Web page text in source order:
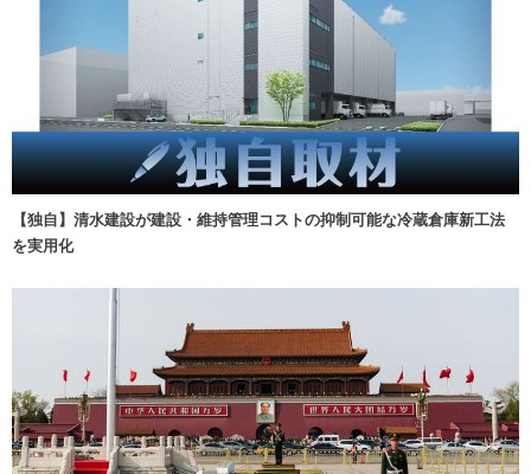
【独自】清水建設が建設・維持管理コストの抑制可能な冷蔵倉庫新工法
を実用化